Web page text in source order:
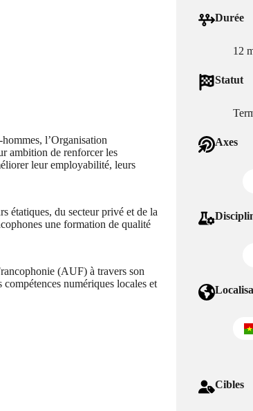
l’Organisation
ambition de renforcer les
leur employabilité, leurs
étatiques, du secteur privé et de la
une formation de qualité
(AUF) à travers son
numériques locales et
Durée
12
Statut
Axes
Cibles